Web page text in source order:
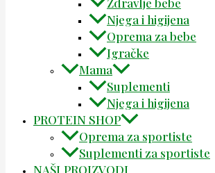
Njega i higijena
Oprema za bebe
Igračke
Mama
Suplementi
Njega i higijena
PROTEIN SHOP
Oprema za sportiste
Suplementi za sportiste
NAŠI PROIZVODI